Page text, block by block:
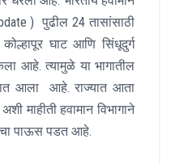
) पुढील 24 तासांसाठी
कोल्हापूर घाट आणि सिंधूदुर्ग
आहे. त्यामुळे या भागातील
आला आहे. राज्यात आता
माहीती हवामान विभागाने
पाऊस पडत आहे.